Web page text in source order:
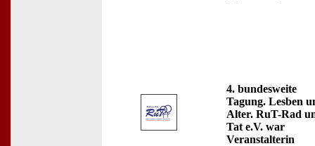
4. bundesweite
Tagung. Lesben
Alter. RuT-Rad
Tat e.V. war
Veranstalterin